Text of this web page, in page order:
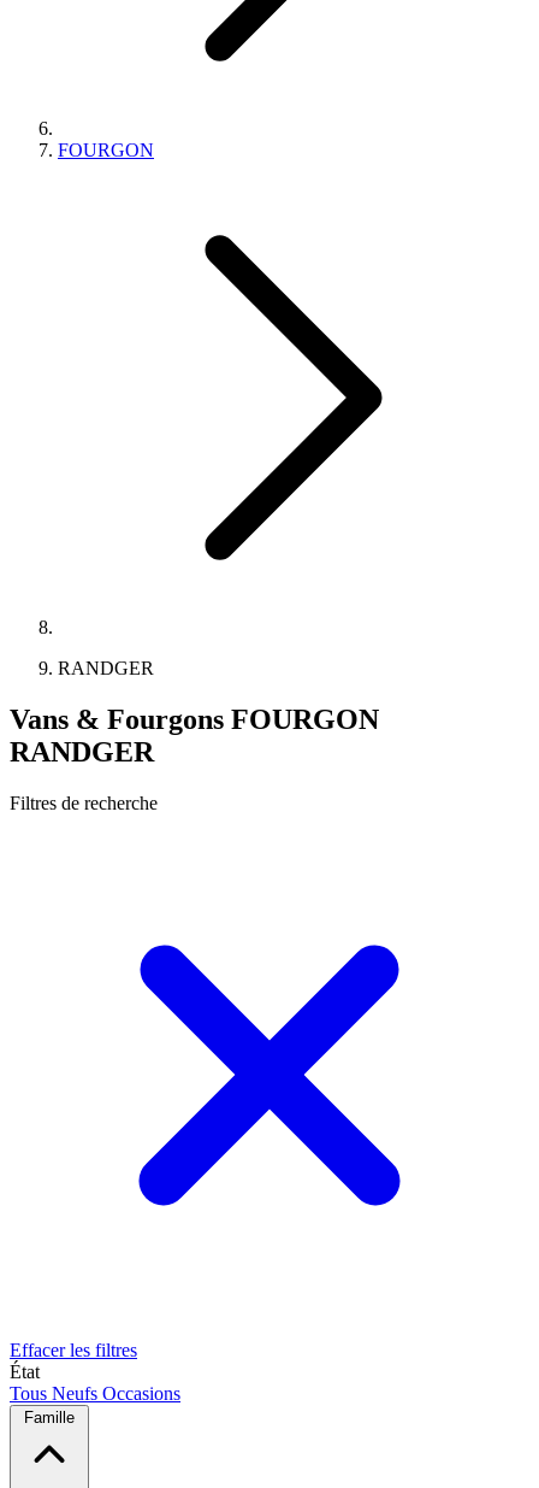
FOURGON
RANDGER
Vans & Fourgons FOURGON
RANDGER
Filtres de recherche
Effacer les filtres
État
Tous Neufs Occasions
Famille